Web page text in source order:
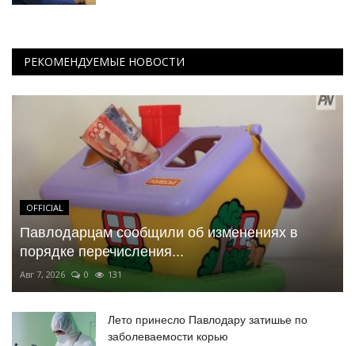
РЕКОМЕНДУЕМЫЕ НОВОСТИ
OFFICIAL
Павлодарцам сообщили об изменениях в
порядке перечисления...
Авг 7, 2026 0 131
Лето принесло Павлодару затишье по
заболеваемости корью